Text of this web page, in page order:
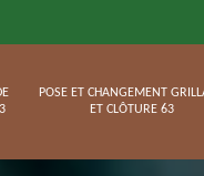
POSE ET CHANGEMENT
ET CLÔTURE 63